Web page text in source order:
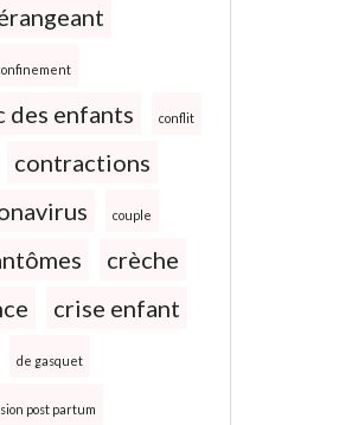
des enfants conflit
contractions
couple
crèche
crise enfant
de gasquet
post partum